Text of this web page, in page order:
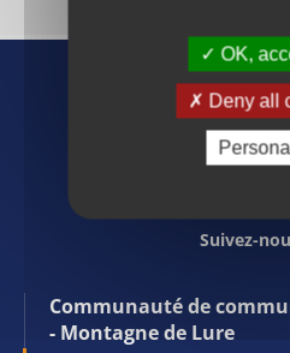
Suivez-
Communauté de
- Montagne de Lure
OK,
Deny all